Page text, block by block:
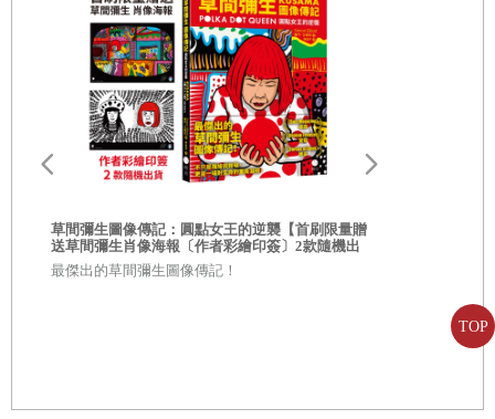
TOP
圖片版權出處
草間彌生圖像傳記：圓點女王的逆襲【首刷限量贈
送草間彌生肖像海報〔作者彩繪印簽〕2款隨機出
貨】
最傑出的草間彌生圖像傳記！
Surrender
傳奇愛爾蘭